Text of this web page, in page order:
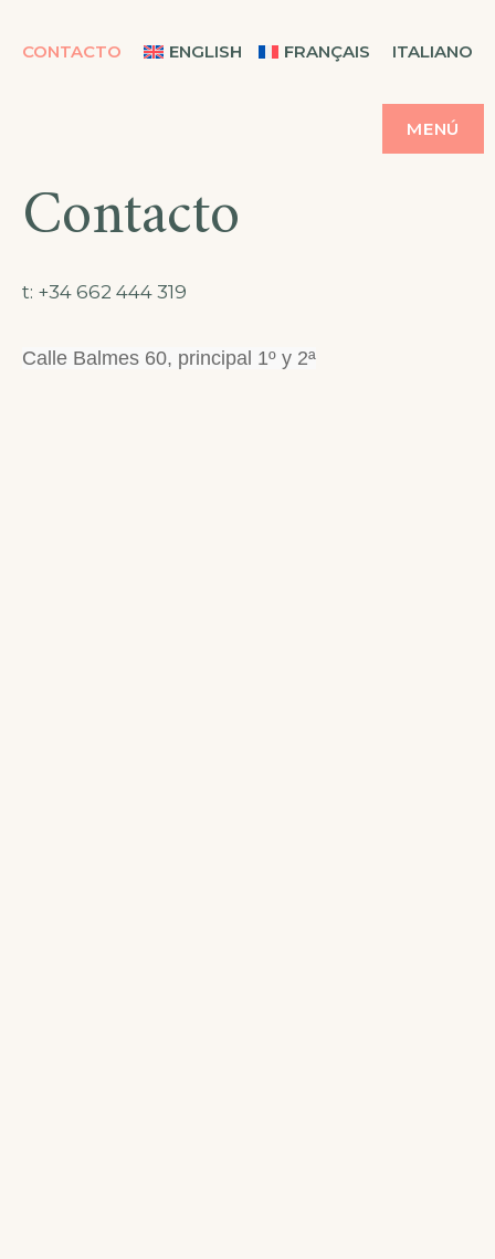
CASA BALMES
CONTACTO ENGLISH FRANÇAIS ITALIANO
MENÚ
Contacto
t: +34 662 444 319
Calle Balmes 60, principal 1º y 2ª